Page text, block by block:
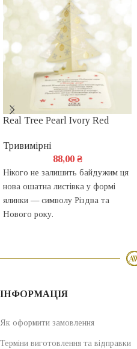
Real Tree Pearl Ivory Red
Тривимірні
88,00 ₴
Нікого не залишить байдужим ця
нова ошатна листівка у формі
ялинки — символу Різдва та
Нового року.
ІНФОРМАЦІЯ
Як оформити замовлення
Терміни виготовлення та відправки